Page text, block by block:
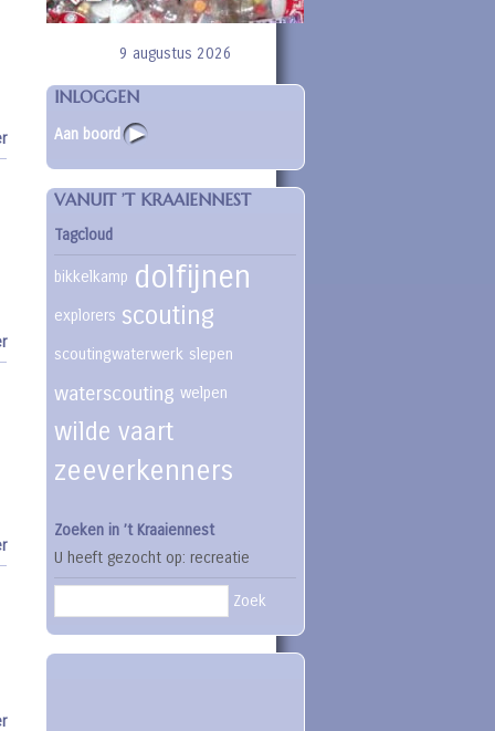
9 augustus 2026
INLOGGEN
Aan boord
VANUIT ’T KRAAIENNEST
Tagcloud
bikkelkamp dolfijnen
explorers scouting
scoutingwaterwerk slepen
waterscouting welpen
wilde vaart
zeeverkenners
Zoeken in ’t Kraaiennest
U heeft gezocht op: recreatie
Zoek